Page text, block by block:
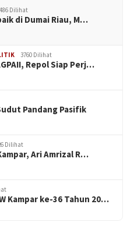
Dilihat
di Dumai Riau, M…
3760 Dilihat
Repol Siap Perj…
Pandang Pasifik
Dilihat
Ari Amrizal R…
Kampar ke-36 Tahun 20…